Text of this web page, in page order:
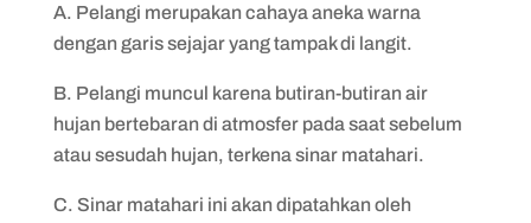
A. Pelangi merupakan cahaya aneka warna
dengan garis sejajar yang tampak di langit.
B. Pelangi muncul karena butiran-butiran air
hujan bertebaran di atmosfer pada saat sebelum
atau sesudah hujan, terkena sinar matahari.
C. Sinar matahari ini akan dipatahkan oleh